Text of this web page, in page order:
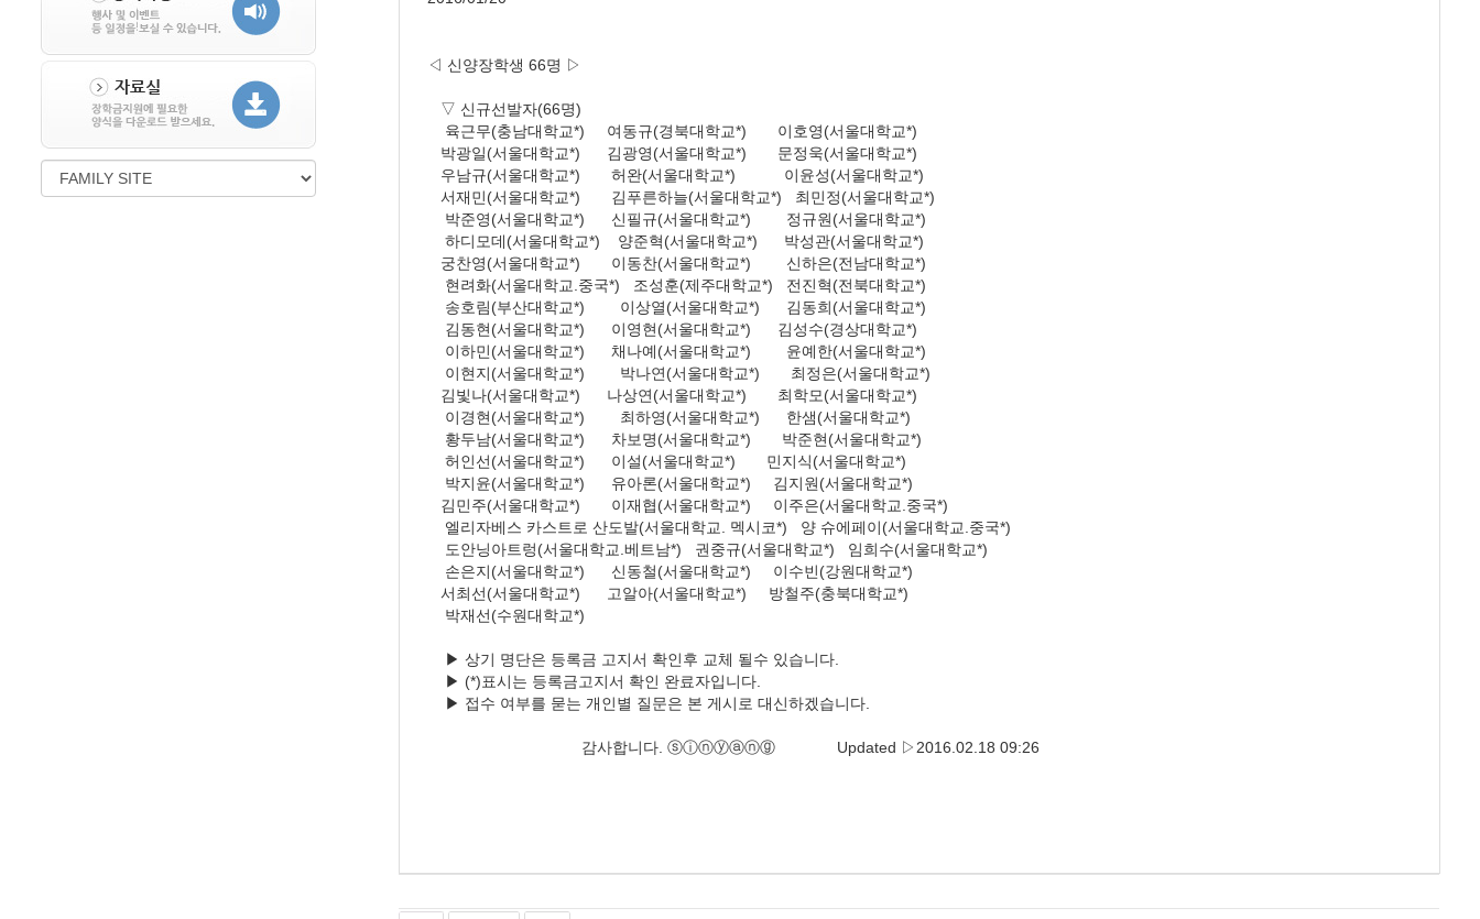
◁ 신양장학생 66명 ▷
▽ 신규선발자(66명)
육근무(충남대학교*) 여동규(경북대학교*) 이호영(서울대학교*)
박광일(서울대학교*) 김광영(서울대학교*) 문정욱(서울대학교*)
우남규(서울대학교*) 허완(서울대학교*) 이윤성(서울대학교*)
서재민(서울대학교*) 김푸른하늘(서울대학교*) 최민정(서울대학교*)
박준영(서울대학교*) 신필규(서울대학교*) 정규원(서울대학교*)
하디모데(서울대학교*) 양준혁(서울대학교*) 박성관(서울대학교*)
궁찬영(서울대학교*) 이동찬(서울대학교*) 신하은(전남대학교*)
현려화(서울대학교.중국*) 조성훈(제주대학교*) 전진혁(전북대학교*)
송호림(부산대학교*) 이상열(서울대학교*) 김동희(서울대학교*)
김동현(서울대학교*) 이영현(서울대학교*) 김성수(경상대학교*)
이하민(서울대학교*) 채나예(서울대학교*) 윤예한(서울대학교*)
이현지(서울대학교*) 박나연(서울대학교*) 최정은(서울대학교*)
김빛나(서울대학교*) 나상연(서울대학교*) 최학모(서울대학교*)
이경현(서울대학교*) 최하영(서울대학교*) 한샘(서울대학교*)
황두남(서울대학교*) 차보명(서울대학교*) 박준현(서울대학교*)
허인선(서울대학교*) 이설(서울대학교*) 민지식(서울대학교*)
박지윤(서울대학교*) 유아론(서울대학교*) 김지원(서울대학교*)
김민주(서울대학교*) 이재협(서울대학교*) 이주은(서울대학교.중국*)
엘리자베스 카스트로 산도발(서울대학교. 멕시코*) 양 슈에페이(서울대학교.중국*)
도안닝아트렁(서울대학교.베트남*) 권중규(서울대학교*) 임희수(서울대학교*)
손은지(서울대학교*) 신동철(서울대학교*) 이수빈(강원대학교*)
서최선(서울대학교*) 고알아(서울대학교*) 방철주(충북대학교*)
박재선(수원대학교*)
▶ 상기 명단은 등록금 고지서 확인후 교체 될수 있습니다.
▶ (*)표시는 등록금고지서 확인 완료자입니다.
▶ 접수 여부를 묻는 개인별 질문은 본 게시로 대신하겠습니다.
감사합니다. ⓢⓘⓝⓨⓐⓝⓖ Updated ▷2016.02.18 09:26